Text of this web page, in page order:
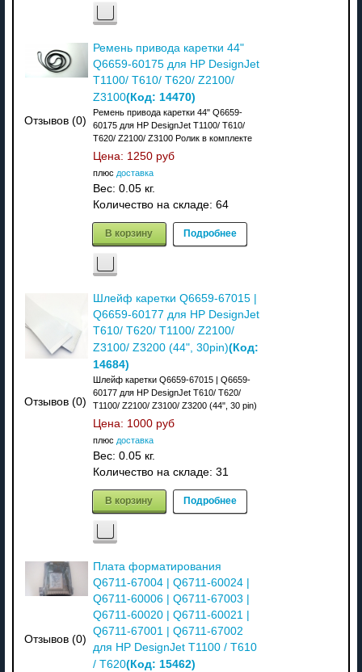
Отзывов (0)
Ремень привода каретки 44"
Q6659-60175 для HP DesignJet
T1100/ T610/ T620/ Z2100/
Z3100(Код: 14470)
Ремень привода каретки 44" Q6659-
60175 для HP DesignJet T1100/ T610/
T620/ Z2100/ Z3100 Ролик в комплекте
Цена: 1250 руб
плюс доставка
Вес: 0.05 кг.
Количество на складе: 64
В корзину Подробнее
Отзывов (0)
Шлейф каретки Q6659-67015 |
Q6659-60177 для HP DesignJet
T610/ T620/ T1100/ Z2100/
Z3100/ Z3200 (44", 30pin)(Код:
14684)
Шлейф каретки Q6659-67015 | Q6659-
60177 для HP DesignJet T610/ T620/
T1100/ Z2100/ Z3100/ Z3200 (44", 30 pin)
Цена: 1000 руб
плюс доставка
Вес: 0.05 кг.
Количество на складе: 31
В корзину Подробнее
Отзывов (0)
Плата форматирования
Q6711-67004 | Q6711-60024 |
Q6711-60006 | Q6711-67003 |
Q6711-60020 | Q6711-60021 |
Q6711-67001 | Q6711-67002
для HP DesignJet T1100 / T610
/ T620(Код: 15462)